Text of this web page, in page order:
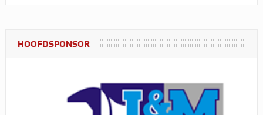
HOOFDSPONSOR